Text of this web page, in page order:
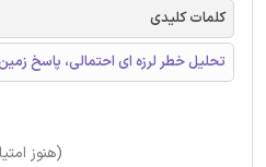
کلمات کلیدی
تحلیل خطر لرزه ای احتمالی، پاسخ
(هنوز